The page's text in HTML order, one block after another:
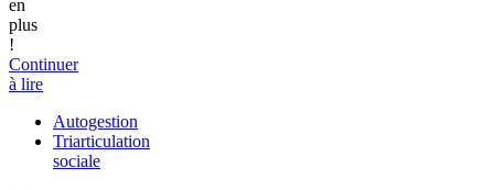
en
plus
!
Continuer
à lire
Autogestion
Triarticulation
sociale